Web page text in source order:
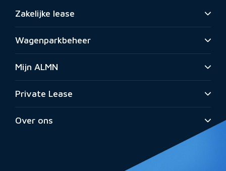
Zakelijke lease
Wagenparkbeheer
Mijn ALMN
Private Lease
Over ons